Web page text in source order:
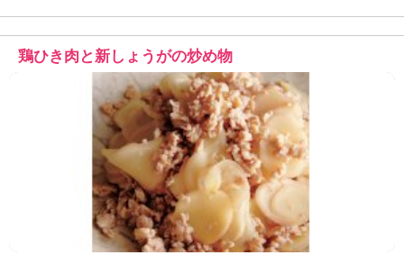
鶏ひき肉と新しょうがの炒め物